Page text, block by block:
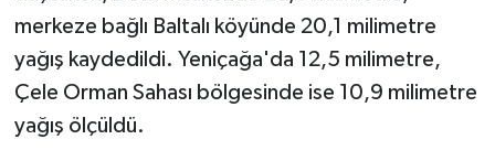
merkeze bağlı Baltalı köyünde 20,1 milimetre
yağış kaydedildi. Yeniçağa'da 12,5 milimetre,
Çele Orman Sahası bölgesinde ise 10,9 milimetre
yağış ölçüldü.